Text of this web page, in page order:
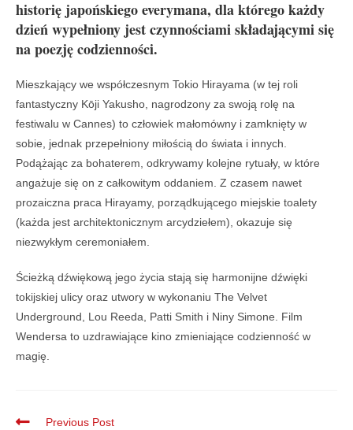
historię japońskiego everymana, dla którego każdy
dzień wypełniony jest czynnościami składającymi się
na poezję codzienności.
Mieszkający we współczesnym Tokio Hirayama (w tej roli
fantastyczny Kōji Yakusho, nagrodzony za swoją rolę na
festiwalu w Cannes) to człowiek małomówny i zamknięty w
sobie, jednak przepełniony miłością do świata i innych.
Podążając za bohaterem, odkrywamy kolejne rytuały, w które
angażuje się on z całkowitym oddaniem. Z czasem nawet
prozaiczna praca Hirayamy, porządkującego miejskie toalety
(każda jest architektonicznym arcydziełem), okazuje się
niezwykłym ceremoniałem.
Ścieżką dźwiękową jego życia stają się harmonijne dźwięki
tokijskiej ulicy oraz utwory w wykonaniu The Velvet
Underground, Lou Reeda, Patti Smith i Niny Simone. Film
Wendersa to uzdrawiające kino zmieniające codzienność w
magię.
Previous Post